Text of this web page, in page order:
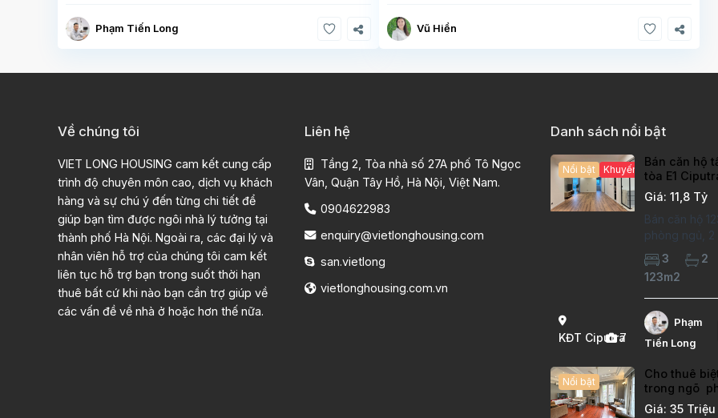
Phạm Tiến Long Vũ Hiền
Về chúng tôi
VIET LONG HOUSING cam kết cung cấp
trình độ chuyên môn cao, dịch vụ khách
hàng và sự chú ý đến từng chi tiết để
giúp bạn tìm được ngôi nhà lý tưởng tại
thành phố Hà Nội. Ngoài ra, các đại lý và
nhân viên hỗ trợ của chúng tôi cam kết
liên tục hỗ trợ bạn trong suốt thời hạn
thuê bất cứ khi nào bạn cần trợ giúp về
các vấn đề về nhà ở hoặc hơn thế nữa.
Liên hệ
Tầng 2, Tòa nhà số 27A phố Tô Ngọc
Vân, Quận Tây Hồ, Hà Nội, Việt Nam.
0904622983
enquiry@vietlonghousing.com
san.vietlong
vietlonghousing.com.vn
Danh sách nổi bật
KĐT Ciputra
7
Nổi bật Khuyến mại hấp dẫn
Bán căn hộ
tòa E1
chất lượng
Giá: 11,8 Tỷ
Bán căn hộ
phòng ngủ, 2
khu đô thị
International
hộ đã sửa mới
lượng cao,
hiện đại,
thoáng sáng.
căn hộ:
3
2
123m2
Phạm
Tiến Long
Nổi bật
Cho thuê
trong ngõ
Thụy Long
Giá: 35 Triệu